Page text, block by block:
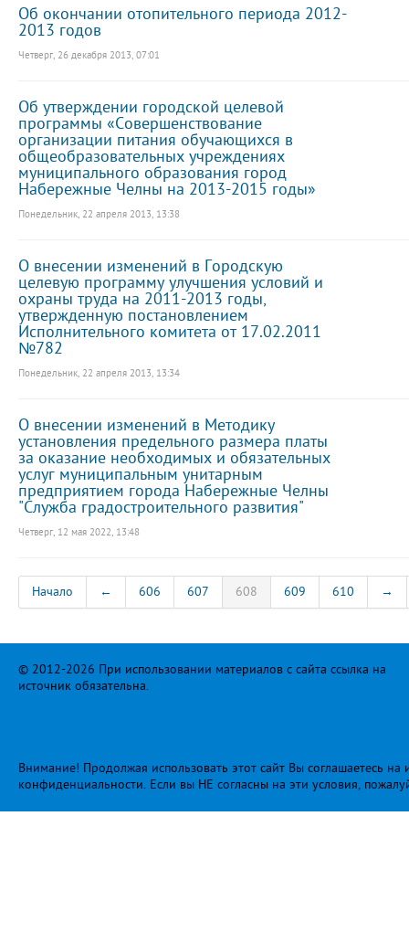
Об окончании отопительного периода 2012-
2013 годов
Четверг, 26 декабря 2013, 07:01
Об утверждении городской целевой
программы «Совершенствование
организации питания обучающихся в
общеобразовательных учреждениях
муниципального образования город
Набережные Челны на 2013-2015 годы»
Понедельник, 22 апреля 2013, 13:38
О внесении изменений в Городскую
целевую программу улучшения условий и
охраны труда на 2011-2013 годы,
утвержденную постановлением
Исполнительного комитета от 17.02.2011
№782
Понедельник, 22 апреля 2013, 13:34
О внесении изменений в Методику
установления предельного размера платы
за оказание необходимых и обязательных
услуг муниципальным унитарным
предприятием города Набережные Челны
"Служба градостроительного развития"
Четверг, 12 мая 2022, 13:48
Начало ← 606 607 608 609 610 →
© 2012-2026 При использовании материалов с сайта ссылка на
источник обязательна.
Внимание! Продолжая использовать этот сайт Вы соглашаетесь
конфиденциальности. Если вы НЕ согласны на эти условия,